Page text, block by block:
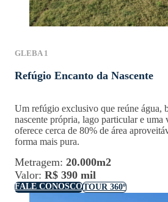
GLEBA 1
Refúgio Encanto da Nascente
Um refúgio exclusivo que reúne água,
nascente própria, lago particular e uma
oferece cerca de 80% de área
forma mais pura.
Metragem: 20.000m2
Valor: R$ 390 mil
FALE CONOSCOTOUR 360º